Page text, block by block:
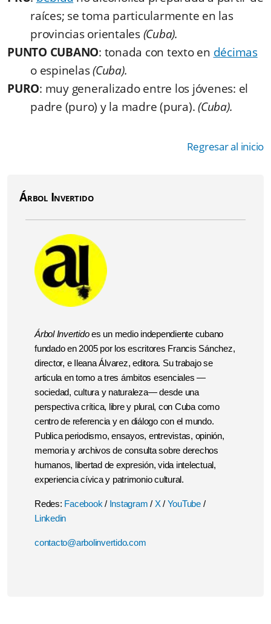
raíces; se toma particularmente en las
provincias orientales(Cuba).
PUNTO CUBANO: tonada con texto en décimas
o espinelas(Cuba).
PURO: muy generalizado entre los jóvenes: el
padre (puro) y la madre (pura).(Cuba).
Regresar al inicio
Árbol Invertido
Árbol Invertidoes un medio independiente cubano
fundado en 2005 por los escritores Francis Sánchez,
director, e Ileana Álvarez, editora. Su trabajo se
articula en torno a tres ámbitos esenciales —
sociedad, cultura y naturaleza— desde una
perspectiva crítica, libre y plural, con Cuba como
centro de referencia y en diálogo con el mundo.
Publica periodismo, ensayos, entrevistas, opinión,
memoria y archivos de consulta sobre derechos
humanos, libertad de expresión, vida intelectual,
experiencia cívica y patrimonio cultural.
Redes: Facebook / Instagram / X/ YouTube /
Linkedin
contacto@arbolinvertido.com